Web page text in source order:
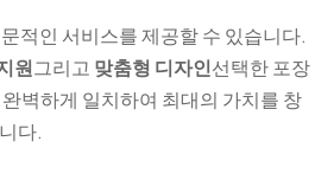
적인 서비스를 제공할 수 있습니다.
원그리고 맞춤형 디자인선택한 포장
벽하게 일치하여 최대의 가치를 창
다.